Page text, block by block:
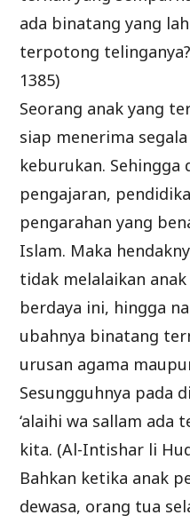
ada binatang yang
terpotong
1385)
Seorang anak yang
siap menerima
keburukan.
pengajaran,
pengarahan yang
Islam. Maka
tidak melalaikan
berdaya ini, hingga
ubahnya binatang
urusan agama
Sesungguhnya pada
‘alaihi wa sallam ada
kita. (Al-Intishar li
Bahkan ketika anak
dewasa, orang tua